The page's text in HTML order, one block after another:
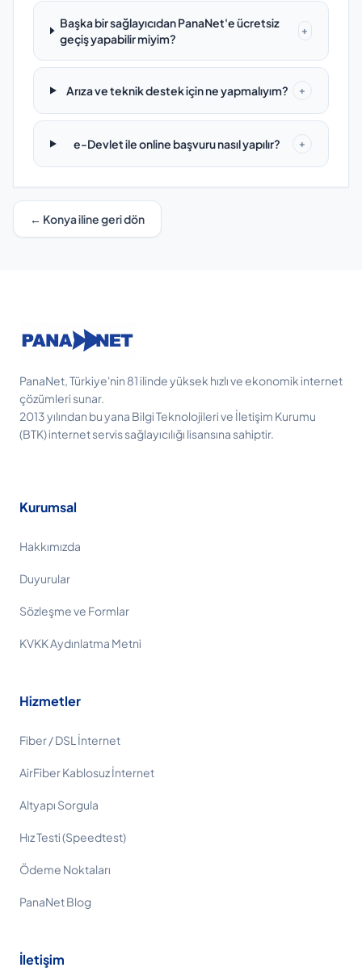
Başka bir sağlayıcıdan PanaNet'e ücretsiz
geçiş yapabilir miyim?
+
Arıza ve teknik destek için ne yapmalıyım? +
e-Devlet ile online başvuru nasıl yapılır? +
← Konya iline geri dön
PanaNet, Türkiye'nin 81 ilinde yüksek hızlı ve ekonomik internet
çözümleri sunar.
2013 yılından bu yana Bilgi Teknolojileri ve İletişim Kurumu
(BTK) internet servis sağlayıcılığı lisansına sahiptir.
Kurumsal
Hakkımızda
Duyurular
Sözleşme ve Formlar
KVKK Aydınlatma Metni
Hizmetler
Fiber / DSL İnternet
AirFiber Kablosuz İnternet
Altyapı Sorgula
Hız Testi (Speedtest)
Ödeme Noktaları
PanaNet Blog
İletişim